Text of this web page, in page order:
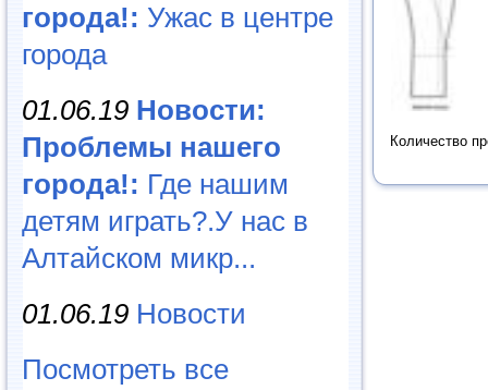
города!: Ужас в центре
города
01.06.19 Новости:
Проблемы нашего
города!: Где нашим
детям играть?.У нас в
Алтайском микр...
01.06.19 Новости
Посмотреть все
Количество